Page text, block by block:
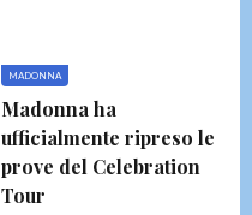
MADONNA
Madonna ha
ufficialmente ripreso le
prove del Celebration
Tour